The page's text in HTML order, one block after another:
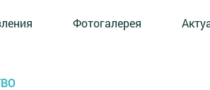
Фотогалерея